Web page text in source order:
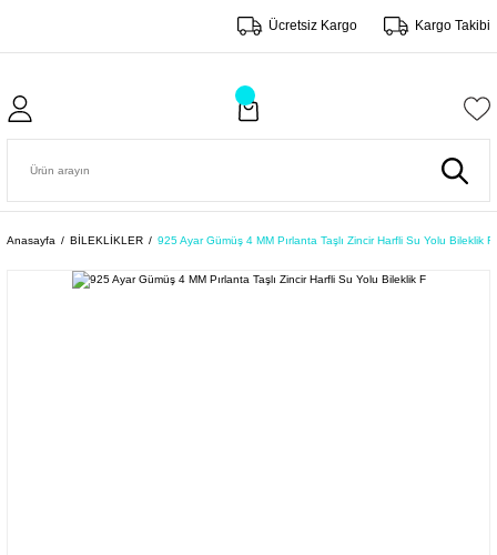
Ücretsiz Kargo Kargo Takibi
Anasayfa BİLEKLİKLER 925 Ayar Gümüş 4 MM Pırlanta Taşlı Zincir Harfli Su Yolu Bileklik F